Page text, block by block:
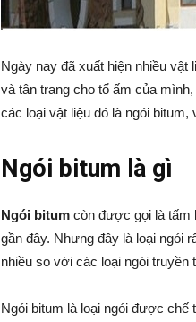
Ngày nay đã xuất hiện nhiều
và tân trang cho tổ ấm của
các loại vật liệu đó là ngói bitum,
Ngói bitum là gì
Ngói bitum còn được gọi là tấm
gần đây. Nhưng đây là loại ngói
nhiều so với các loại ngói truyền
Ngói bitum là loại ngói được chế